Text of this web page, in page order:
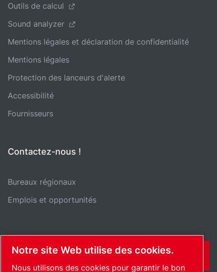
Outils de calcul
Sound analyzer
Mentions légales et déclaration de confidentialité
Mentions légales
Protection des lanceurs d'alerte
Accessibilité
Fournisseurs
Contactez-nous !
Bureaux régionaux
Emplois et opportunités
CONTACT
Notre site Web utilise des cookies.
Nous utilisons des cookies pour garantir le bon